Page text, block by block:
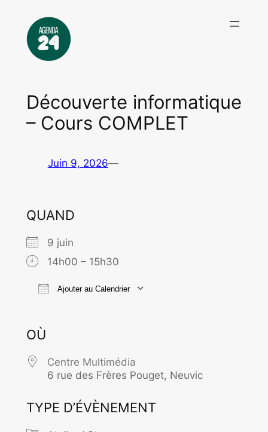
contenu
Découverte informatique
– Cours COMPLET
Juin 9, 2026—
QUAND
9 juin
14h00 – 15h30
Ajouter au Calendrier
OÙ
Centre Multimédia
6 rue des Frères Pouget, Neuvic
TYPE D’ÉVÈNEMENT